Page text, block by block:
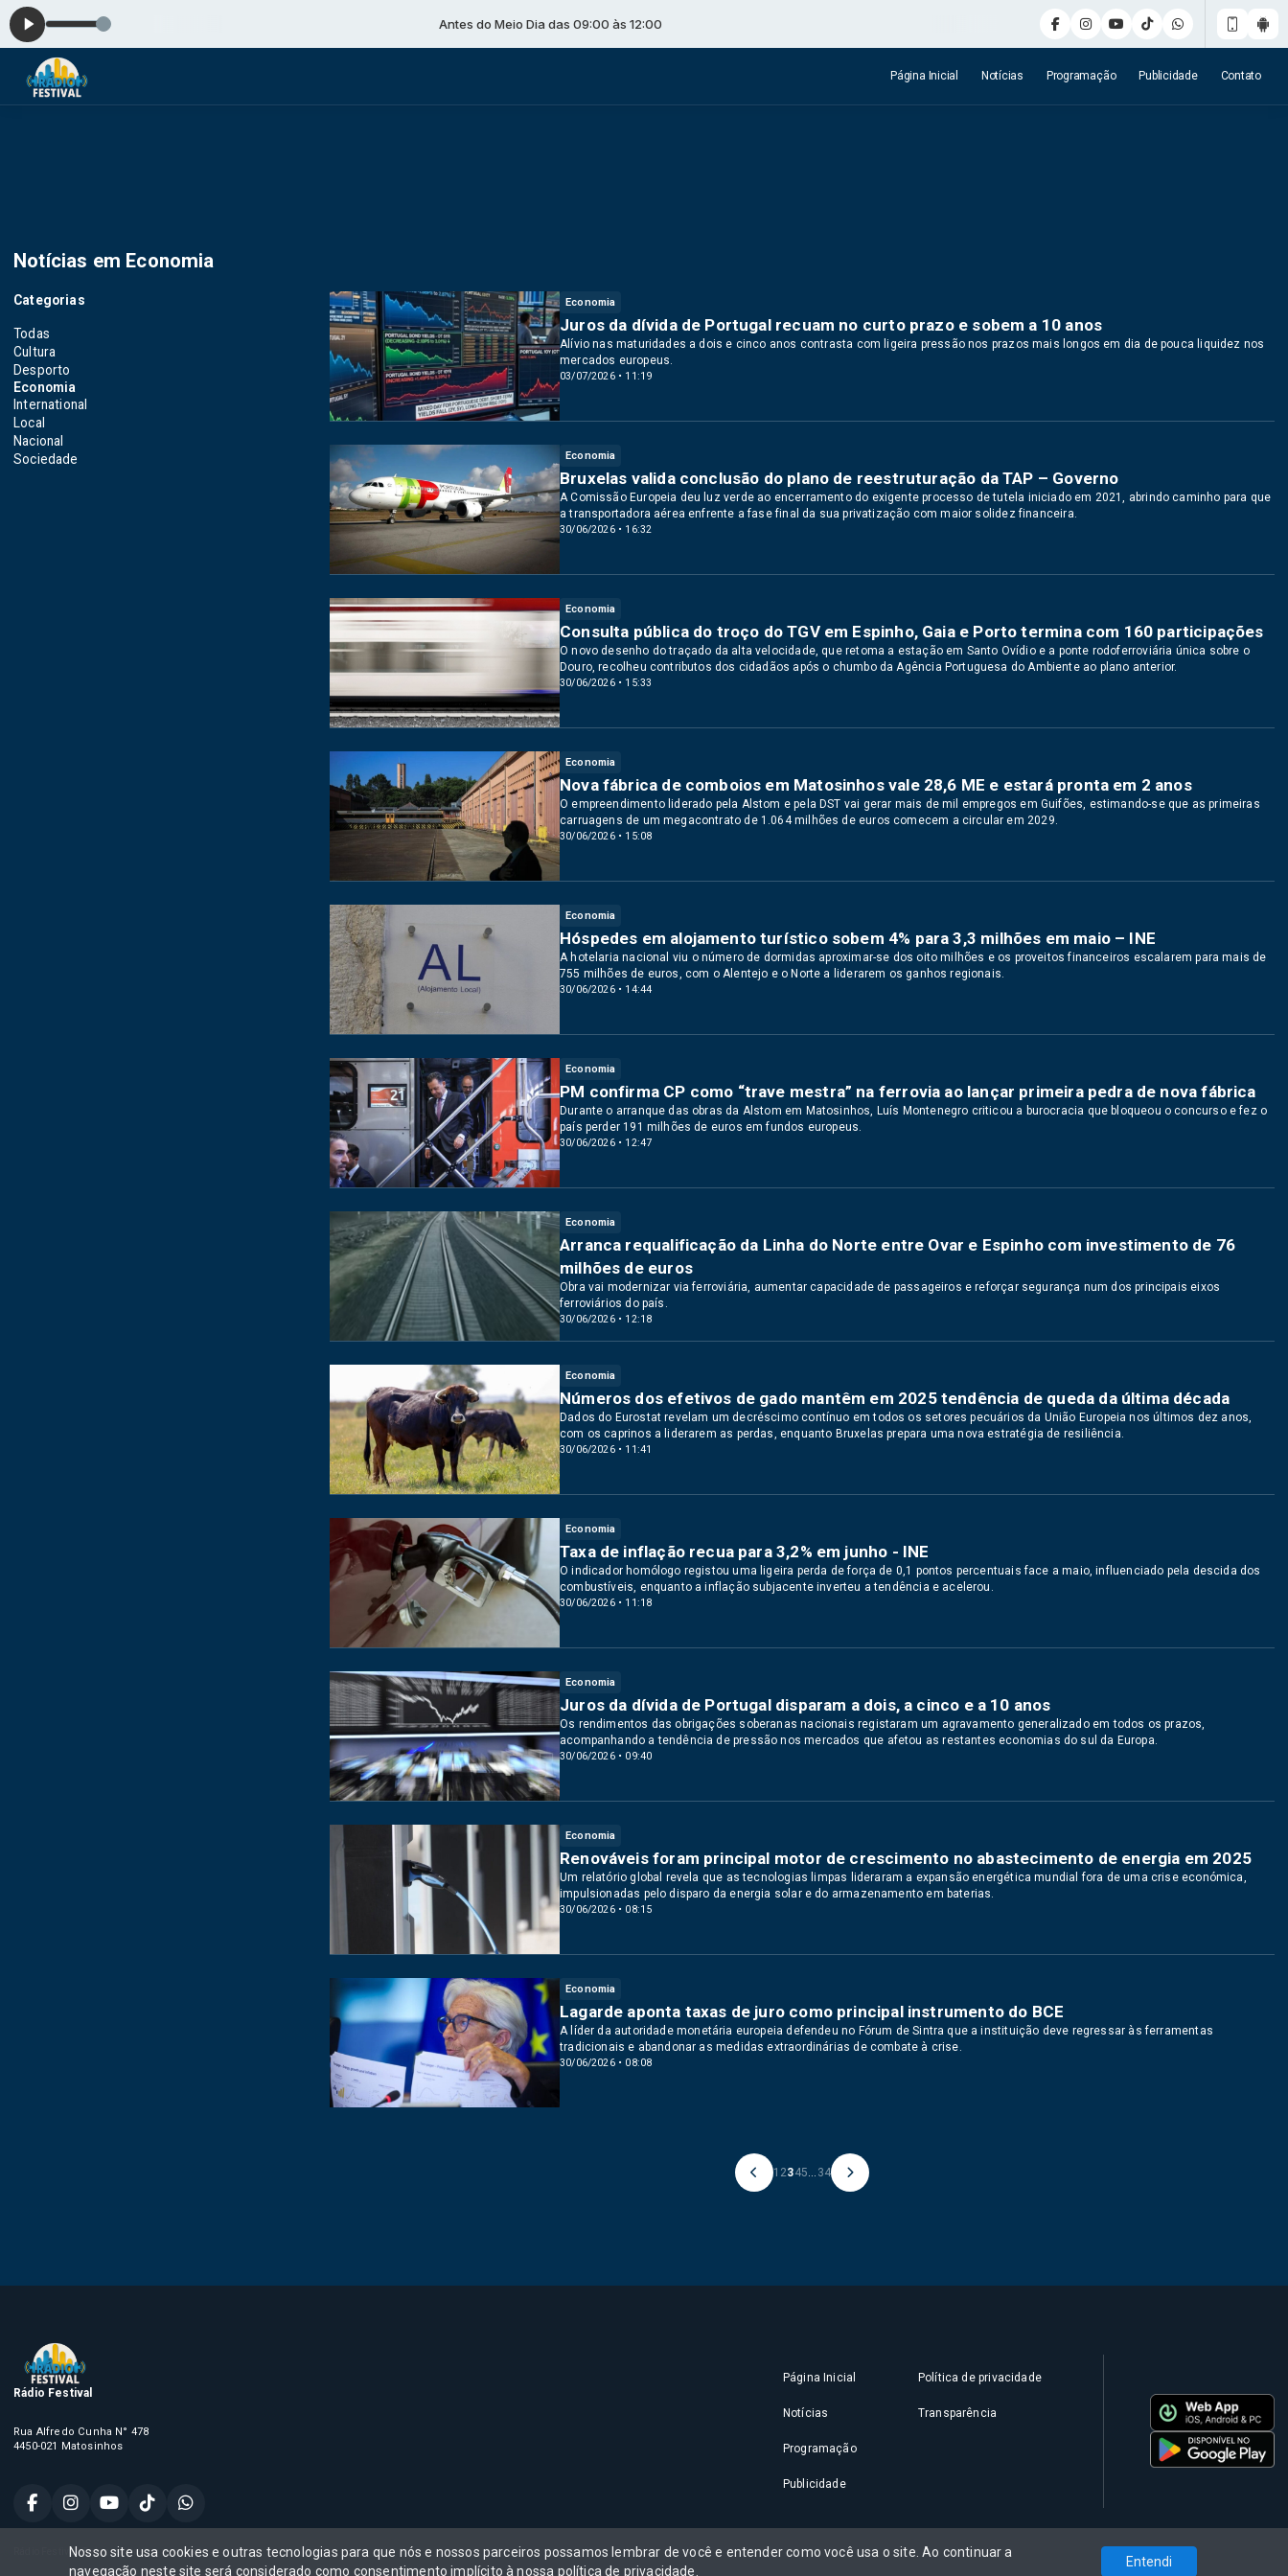
Antes do Meio Dia das 09:00 às 12:00
Página Inicial Notícias Programação Publicidade Contato
Notícias em Economia
Categorias
Todas
Cultura
Desporto
Economia
International
Local
Nacional
Sociedade
Economia
03/07/2026 • 11:19
Juros da dívida de Portugal recuam no curto prazo e sobem a 10 anos
Alívio nas maturidades a dois e cinco anos contrasta com ligeira pressão nos prazos mais longos em dia de pouca liquidez nos
mercados europeus.
Economia
30/06/2026 • 16:32
Bruxelas valida conclusão do plano de reestruturação da TAP – Governo
A Comissão Europeia deu luz verde ao encerramento do exigente processo de tutela iniciado em 2021, abrindo caminho para que
a transportadora aérea enfrente a fase final da sua privatização com maior solidez financeira.
Economia
30/06/2026 • 15:33
Consulta pública do troço do TGV em Espinho, Gaia e Porto termina com 160 participações
O novo desenho do traçado da alta velocidade, que retoma a estação em Santo Ovídio e a ponte rodoferroviária única sobre o
Douro, recolheu contributos dos cidadãos após o chumbo da Agência Portuguesa do Ambiente ao plano anterior.
Economia
30/06/2026 • 15:08
Nova fábrica de comboios em Matosinhos vale 28,6 ME e estará pronta em 2 anos
O empreendimento liderado pela Alstom e pela DST vai gerar mais de mil empregos em Guifões, estimando-se que as primeiras
carruagens de um megacontrato de 1.064 milhões de euros comecem a circular em 2029.
Economia
30/06/2026 • 14:44
Hóspedes em alojamento turístico sobem 4% para 3,3 milhões em maio – INE
A hotelaria nacional viu o número de dormidas aproximar-se dos oito milhões e os proveitos financeiros escalarem para mais de
755 milhões de euros, com o Alentejo e o Norte a liderarem os ganhos regionais.
Economia
30/06/2026 • 12:47
PM confirma CP como “trave mestra” na ferrovia ao lançar primeira pedra de nova fábrica
Durante o arranque das obras da Alstom em Matosinhos, Luís Montenegro criticou a burocracia que bloqueou o concurso e fez o
país perder 191 milhões de euros em fundos europeus.
Economia
30/06/2026 • 12:18
Arranca requalificação da Linha do Norte entre Ovar e Espinho com investimento de 76
milhões de euros
Obra vai modernizar via ferroviária, aumentar capacidade de passageiros e reforçar segurança num dos principais eixos
ferroviários do país.
Economia
30/06/2026 • 11:41
Números dos efetivos de gado mantêm em 2025 tendência de queda da última década
Dados do Eurostat revelam um decréscimo contínuo em todos os setores pecuários da União Europeia nos últimos dez anos,
com os caprinos a liderarem as perdas, enquanto Bruxelas prepara uma nova estratégia de resiliência.
Economia
30/06/2026 • 11:18
Taxa de inflação recua para 3,2% em junho - INE
O indicador homólogo registou uma ligeira perda de força de 0,1 pontos percentuais face a maio, influenciado pela descida dos
combustíveis, enquanto a inflação subjacente inverteu a tendência e acelerou.
Economia
30/06/2026 • 09:40
Juros da dívida de Portugal disparam a dois, a cinco e a 10 anos
Os rendimentos das obrigações soberanas nacionais registaram um agravamento generalizado em todos os prazos,
acompanhando a tendência de pressão nos mercados que afetou as restantes economias do sul da Europa.
Economia
30/06/2026 • 08:15
Renováveis foram principal motor de crescimento no abastecimento de energia em 2025
Um relatório global revela que as tecnologias limpas lideraram a expansão energética mundial fora de uma crise económica,
impulsionadas pelo disparo da energia solar e do armazenamento em baterias.
Economia
30/06/2026 • 08:08
Lagarde aponta taxas de juro como principal instrumento do BCE
A líder da autoridade monetária europeia defendeu no Fórum de Sintra que a instituição deve regressar às ferramentas
tradicionais e abandonar as medidas extraordinárias de combate à crise.
1 2345 34
Rádio Festival
Rua Alfredo Cunha N° 478
4450-021 Matosinhos
Página Inicial
Notícias
Programação
Publicidade
Política de privacidade
Transparência
Rádio Festival, Todos os direitos reservados,
Nosso site usa cookies e outras tecnologias para que nós e nossos parceiros possamos lembrar de você e entender como você usa o site. Ao continuar a
navegação neste site será considerado como consentimento implícito à nossa política de privacidade
Entendi